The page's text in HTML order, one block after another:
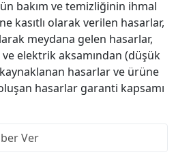
bakım ve temizliğinin ihmal
kasıtlı olarak verilen hasarlar,
meydana gelen hasarlar,
elektrik aksamından (düşük
hasarlar ve ürüne
hasarlar garanti kapsamı
Ver